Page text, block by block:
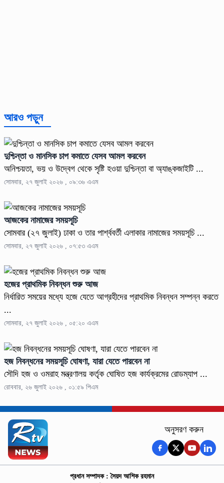
আরও পড়ুন
দুশ্চিন্তা ও মানসিক চাপ কমাতে যেসব আমল করবেন
অনিশ্চয়তা, ভয় ও উদ্বেগ থেকে সৃষ্টি হওয়া দুশ্চিন্তা বা অ্যাঙ্কজাইটি ...
সোমবার, ২৭ জুলাই ২০২৬ , ০৯:৩৬ এএম
আজকের নামাজের সময়সূচি
সোমবার (২৭ জুলাই) ঢাকা ও তার পার্শ্ববর্তী এলাকার নামাজের সময়সূচি ...
সোমবার, ২৭ জুলাই ২০২৬ , ০৭:৫৩ এএম
হজের প্রাথমিক নিবন্ধন শুরু আজ
নির্ধারিত সময়ের মধ্যে হজে যেতে আগ্রহীদের প্রাথমিক নিবন্ধন সম্পন্ন করতে
...
সোমবার, ২৭ জুলাই ২০২৬ , ০৫:২০ এএম
হজ নিবন্ধনের সময়সূচি ঘোষণা, যারা যেতে পারবেন না
সৌদি হজ ও ওমরাহ মন্ত্রণালয় কর্তৃক ঘোষিত হজ কার্যক্রমের রোডম্যাপ ...
রোববার, ২৬ জুলাই ২০২৬ , ০১:৫৯ পিএম
অনুসরণ করুন
প্রধান সম্পাদক : সৈয়দ আশিক রহমান